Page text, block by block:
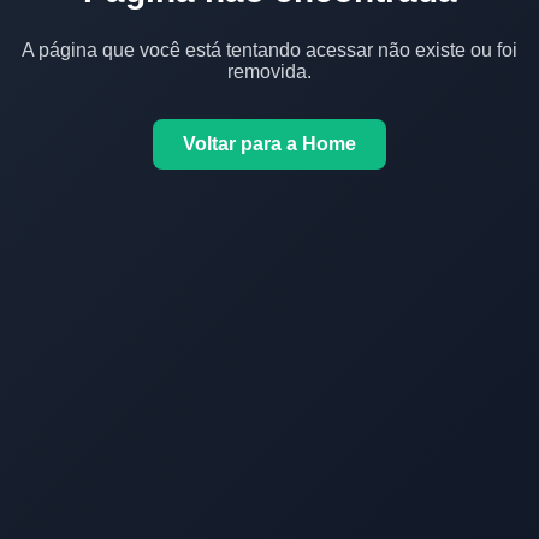
A página que você está tentando acessar não existe ou foi
removida.
Voltar para a Home